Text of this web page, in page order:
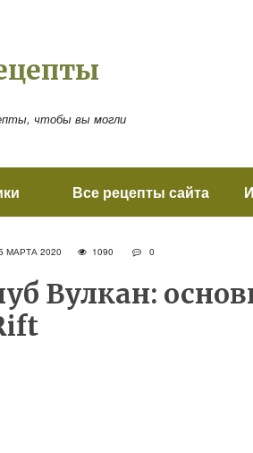
чтобы вы могли
Все рецепты сайта
МАРТА 2020 1090 0
Вулкан: